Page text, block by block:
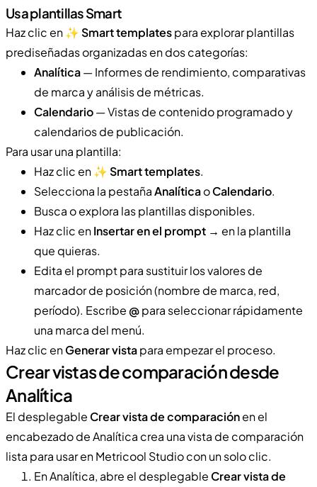
Usa plantillas Smart
Haz clic en✨ Smart templatespara explorar plantillas
prediseñadas organizadas en dos categorías:
Analítica— Informes de rendimiento, comparativas
de marca y análisis de métricas.
Calendario— Vistas de contenido programado y
calendarios de publicación.
Para usar una plantilla:
Haz clic en✨ Smart templates.
Selecciona la pestañaAnalíticaoCalendario.
Busca o explora las plantillas disponibles.
Haz clic enInsertar en el prompt → en la plantilla
que quieras.
Edita el prompt para sustituir los valores de
marcador de posición (nombre de marca, red,
período). Escribe@para seleccionar rápidamente
una marca del menú.
Haz clic enGenerar vistapara empezar el proceso.
Crear vistas de comparación desde
Analítica
El desplegable Crear vista de comparaciónen el
encabezado de Analítica crea una vista de comparación
lista para usar en Metricool Studio con un solo clic.
En Analítica, abre el desplegable Crear vista de